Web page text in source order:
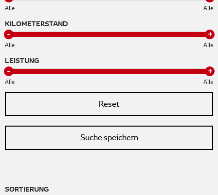
Alle Alle
KILOMETERSTAND
Alle Alle
LEISTUNG
Alle Alle
Reset
Suche speichern
SORTIERUNG